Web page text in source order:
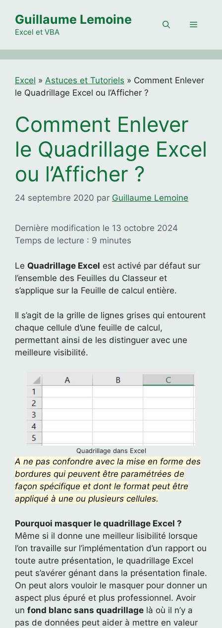
contenu
Guillaume Lemoine
Excel et VBA
Menu
Excel » Astuces et Tutoriels » Comment Enlever
le Quadrillage Excel ou l’Afficher ?
Comment Enlever
le Quadrillage Excel
ou l’Afficher ?
24 septembre 2020 par Guillaume Lemoine
Dernière modification le 13 octobre 2024
Temps de lecture : 9 minutes
Le Quadrillage Excel est activé par défaut sur
l’ensemble des Feuilles du Classeur et
s’applique sur la Feuille de calcul entière.
Il s’agit de la grille de lignes grises qui entourent
chaque cellule d’une feuille de calcul,
permettant ainsi de les distinguer avec une
meilleure visibilité.
Quadrillage dans Excel
A ne pas confondre avec la mise en forme des
bordures qui peuvent être paramétrées de
façon spécifique et dont le format peut être
appliqué à une ou plusieurs cellules.
Pourquoi masquer le quadrillage Excel ?
Même si il donne une meilleur lisibilité lorsque
l’on travaille sur l’implémentation d’un rapport ou
toute autre présentation, le quadrillage Excel
peut s’avérer génant dans la présentation finale.
On peut alors vouloir le masquer pour donner un
aspect plus épuré et plus professionnel. Avoir
un fond blanc sans quadrillage là où il n’y a
pas de données peut aider à mettre en valeur